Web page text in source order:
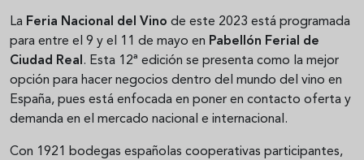
La Feria Nacional del Vino de este 2023 está programada
para entre el 9 y el 11 de mayo en Pabellón Ferial
de
Ciudad Real . Esta 12ª edición se presenta como la mejor
opción para hacer negocios dentro del mundo del vino en
España, pues está enfocada en poner en contacto oferta y
demanda en el mercado nacional e internacional.
Con 1921 bodegas españolas cooperativas participantes,